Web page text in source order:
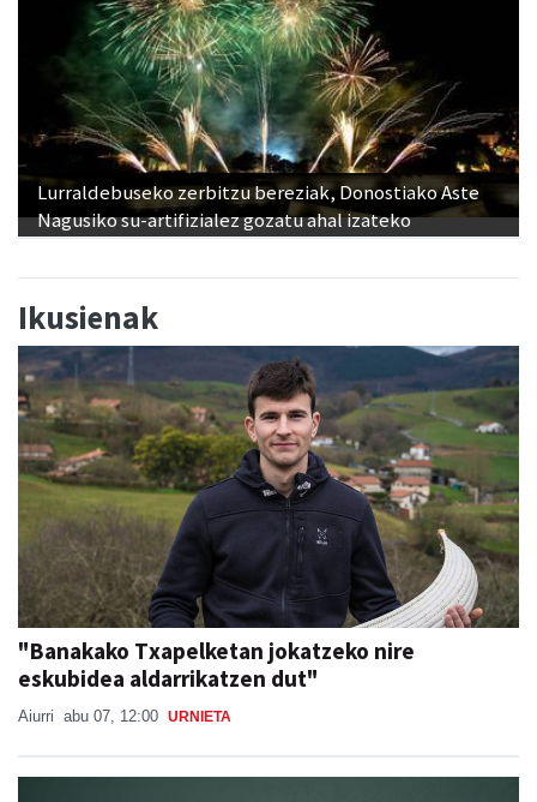
Lurraldebuseko zerbitzu bereziak, Donostiako Aste
Nagusiko su-artifizialez gozatu ahal izateko
Ikusienak
"Banakako Txapelketan jokatzeko nire
eskubidea aldarrikatzen dut"
Aiurri abu 07, 12:00 URNIETA